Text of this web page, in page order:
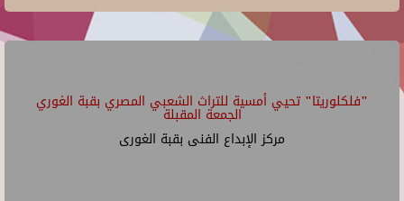
"فلكلوريتا" تحيي أمسية للتراث الشعبي المصري بقبة الغوري
الجمعة المقبلة
مركز الإبداع الفنى بقبة الغورى